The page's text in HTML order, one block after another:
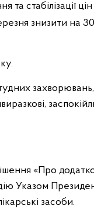
стабілізації
знизити на
захворювань,
«Про
дію Указом
засоби.